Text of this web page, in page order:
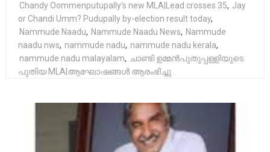
Chandy Oommenputupally's new MLA|Lead crosses 35, Jay
or Chandi Umm? Pudupally by-election result today,
Nammude Naadu, Nammude Naadu News, Nammude
naadu nws, nammude nadu, nammude nadu kerala,
nammude nadu malayalam, ചാണ്ടി ഉമ്മൻപുതുപ്പള്ളിയുടെ
പുതിയ MLA|ആഘോഷങ്ങൾ ആരംഭിച്ചു .